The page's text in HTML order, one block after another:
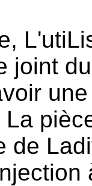
joint
de